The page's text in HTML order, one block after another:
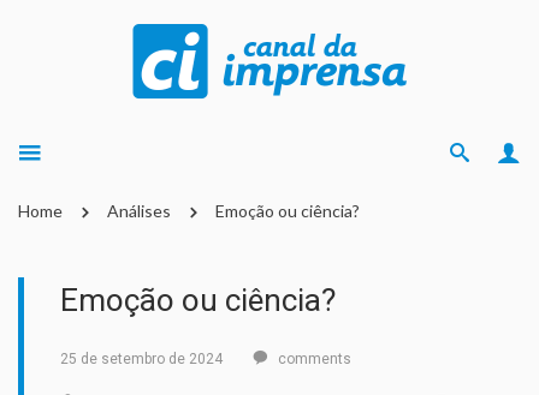
Home Análises Emoção ou ciência?
Emoção ou ciência?
25 de setembro de 2024 comments